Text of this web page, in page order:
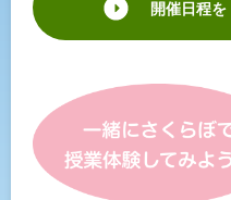
開催日程を